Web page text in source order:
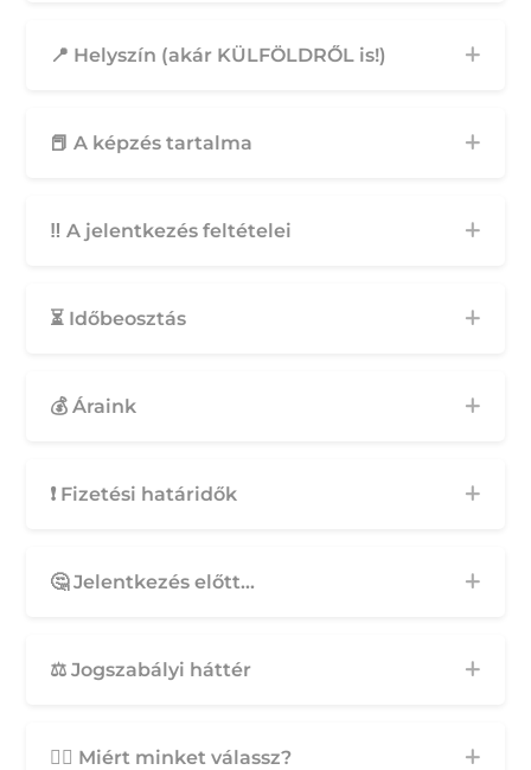
📍 Helyszín (akár KÜLFÖLDRŐL is!)
📕 A képzés tartalma
‼️ A jelentkezés feltételei
⏳ Időbeosztás
💰 Áraink
❗️ Fizetési határidők
🤔 Jelentkezés előtt...
⚖️ Jogszabályi háttér
🙋‍♀️ Miért minket válassz?